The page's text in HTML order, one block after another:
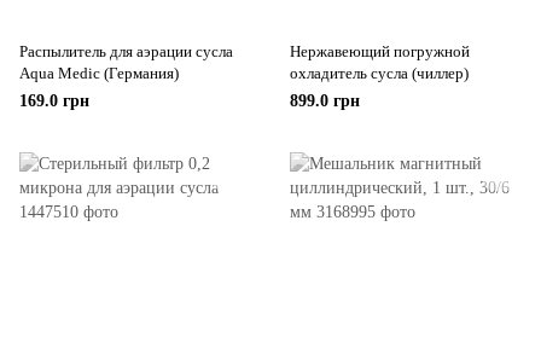
Распылитель для аэрации сусла
Aqua Medic (Германия)
169.0 грн
Нержавеющий погружной
охладитель сусла (чиллер)
899.0 грн